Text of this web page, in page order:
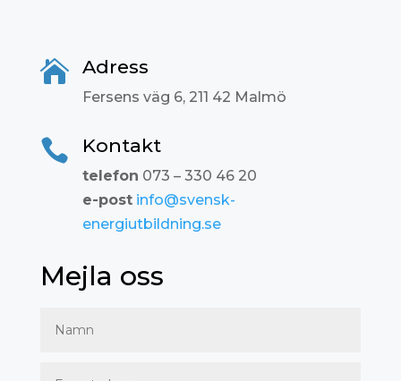
 Adress
Fersens väg 6, 211 42 Malmö
 Kontakt
telefon 073 – 330 46 20
e-postinfo@svensk-
energiutbildning.se
Mejla oss